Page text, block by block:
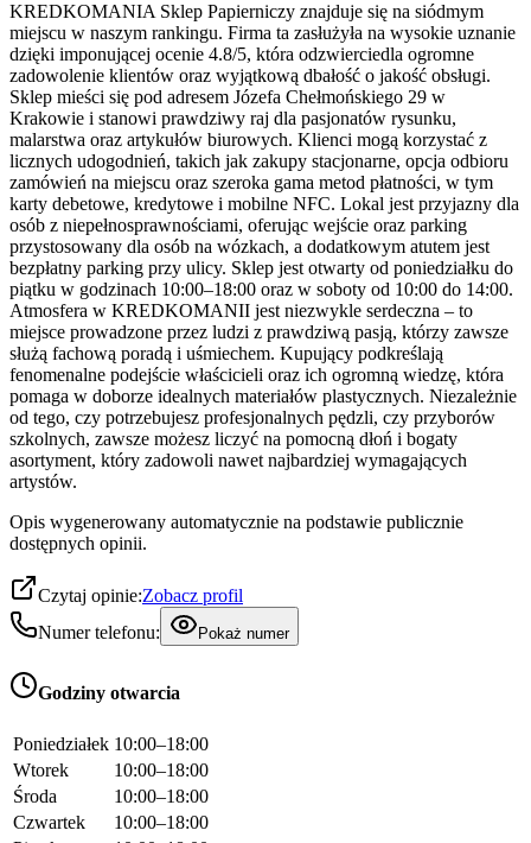
KREDKOMANIA Sklep Papierniczy znajduje się na siódmym
miejscu w naszym rankingu. Firma ta zasłużyła na wysokie uznanie
dzięki imponującej ocenie 4.8/5, która odzwierciedla ogromne
zadowolenie klientów oraz wyjątkową dbałość o jakość obsługi.
Sklep mieści się pod adresem Józefa Chełmońskiego 29 w
Krakowie i stanowi prawdziwy raj dla pasjonatów rysunku,
malarstwa oraz artykułów biurowych. Klienci mogą korzystać z
licznych udogodnień, takich jak zakupy stacjonarne, opcja odbioru
zamówień na miejscu oraz szeroka gama metod płatności, w tym
karty debetowe, kredytowe i mobilne NFC. Lokal jest przyjazny dla
osób z niepełnosprawnościami, oferując wejście oraz parking
przystosowany dla osób na wózkach, a dodatkowym atutem jest
bezpłatny parking przy ulicy. Sklep jest otwarty od poniedziałku do
piątku w godzinach 10:00–18:00 oraz w soboty od 10:00 do 14:00.
Atmosfera w KREDKOMANII jest niezwykle serdeczna – to
miejsce prowadzone przez ludzi z prawdziwą pasją, którzy zawsze
służą fachową poradą i uśmiechem. Kupujący podkreślają
fenomenalne podejście właścicieli oraz ich ogromną wiedzę, która
pomaga w doborze idealnych materiałów plastycznych. Niezależnie
od tego, czy potrzebujesz profesjonalnych pędzli, czy przyborów
szkolnych, zawsze możesz liczyć na pomocną dłoń i bogaty
asortyment, który zadowoli nawet najbardziej wymagających
artystów.
Opis wygenerowany automatycznie na podstawie publicznie
dostępnych opinii.
Czytaj opinie:Zobacz profil
Numer telefonu:
Pokaż numer
Godziny otwarcia
Poniedziałek 10:00–18:00
Wtorek
10:00–18:00
Środa
10:00–18:00
Czwartek
10:00–18:00